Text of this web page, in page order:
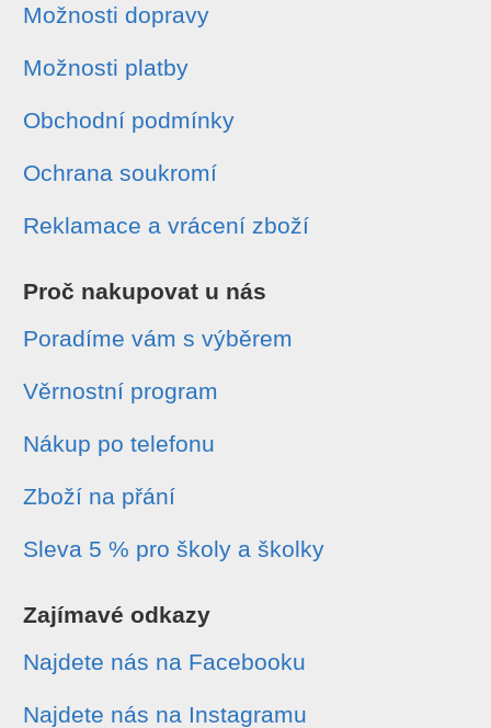
Možnosti dopravy
Možnosti platby
Obchodní podmínky
Ochrana soukromí
Reklamace a vrácení zboží
Proč nakupovat u nás
Poradíme vám s výběrem
Věrnostní program
Nákup po telefonu
Zboží na přání
Sleva 5 % pro školy a školky
Zajímavé odkazy
Najdete nás na Facebooku
Najdete nás na Instagramu